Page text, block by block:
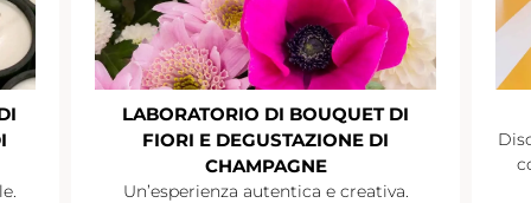
LABORATORIO DI BOUQUET DI
FIORI E DEGUSTAZIONE DI
CHAMPAGNE
Un’esperienza autentica e creativa.